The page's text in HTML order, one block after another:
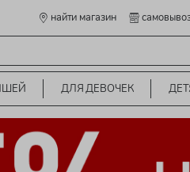
найти магазин
ДЛЯ ДЕВОЧЕК